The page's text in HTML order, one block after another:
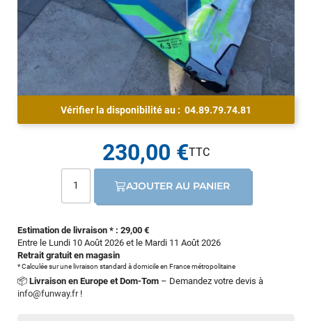
Vérifier la disponibilité au : 04.89.79.74.81
Estimation de livraison * : 29,00 €
Entre le Lundi 10 Août 2026 et le Mardi 11 Août 2026
Retrait gratuit en magasin
* Calculée sur une livraison standard à domicile en France métropolitaine
📦 Livraison en Europe et Dom-Tom – Demandez votre devis à
info@funway.fr!
230,00 €
AJOUTER AU PANIER